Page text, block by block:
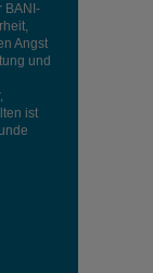
BANI-
Angst
und
ist